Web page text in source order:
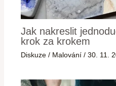
Jak nakreslit
krok za krokem
Diskuze / Malování /30. 11.